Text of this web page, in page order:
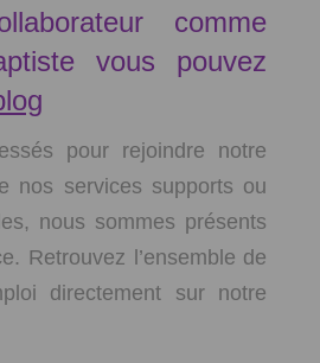
comme
vous pouvez
pour rejoindre notre
nos services supports ou
nous sommes présents
Retrouvez l’ensemble de
directement sur notre